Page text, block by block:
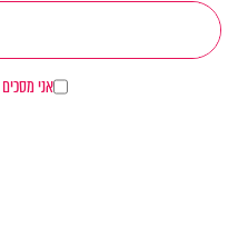
אני מסכים